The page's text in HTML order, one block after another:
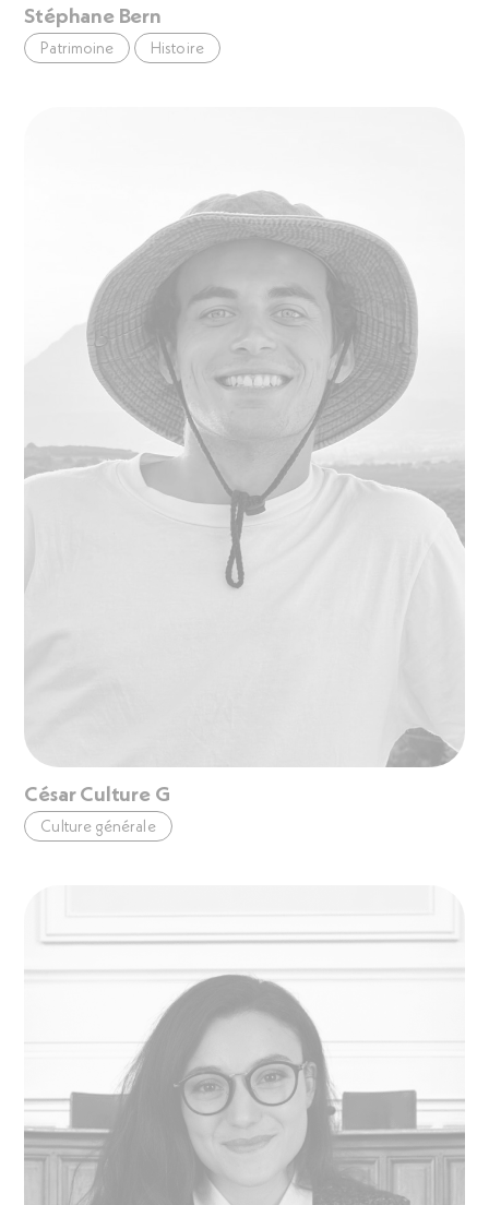
Stéphane Bern
Patrimoine Histoire
César Culture G
Culture générale